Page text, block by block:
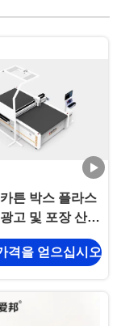
튼 박스 플라스
고 및 포장 산업
지털 절단 기계
격을 얻으십시오